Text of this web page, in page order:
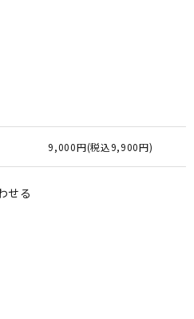
9,000円(税込9,900円)
せる